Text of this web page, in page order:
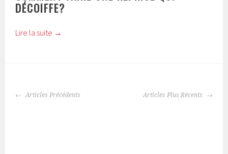
DÉCOIFFE?
Lire la suite →
NAVIGATION
Articles Précédents Articles Plus Récents